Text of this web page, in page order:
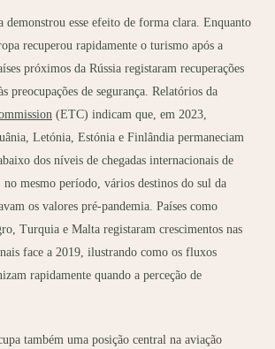
demonstrou esse efeito de forma clara. Enquanto
recuperou rapidamente o turismo após a
próximos da Rússia registaram recuperações
preocupações de segurança. Relatórios da
(ETC) indicam que, em 2023,
Letónia, Estónia e Finlândia permaneciam
dos níveis de chegadas internacionais de
no mesmo período, vários destinos do sul da
os valores pré-pandemia. Países como
Turquia e Malta registaram crescimentos nas
face a 2019, ilustrando como os fluxos
rapidamente quando a perceção de
também uma posição central na aviação